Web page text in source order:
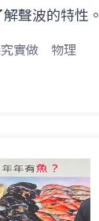
聲波的特性。
實做 物理